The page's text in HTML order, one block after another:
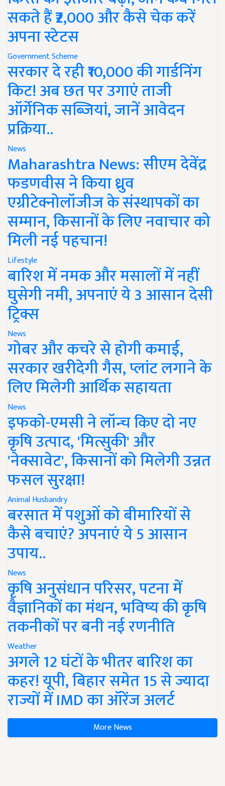
सकते हैं ₹2,000 और कैसे चेक करें
अपना स्टेटस
Government Scheme
सरकार दे रही ₹10,000 की गार्डनिंग
किट! अब छत पर उगाएं ताजी
ऑर्गेनिक सब्जियां, जानें आवेदन
प्रक्रिया..
News
Maharashtra News: सीएम देवेंद्र
फडणवीस ने किया ध्रुव
एग्रीटेक्नोलॉजीज के संस्थापकों का
सम्मान, किसानों के लिए नवाचार को
मिली नई पहचान!
Lifestyle
बारिश में नमक और मसालों में नहीं
घुसेगी नमी, अपनाएं ये 3 आसान देसी
ट्रिक्स
News
गोबर और कचरे से होगी कमाई,
सरकार खरीदेगी गैस, प्लांट लगाने के
लिए मिलेगी आर्थिक सहायता
News
इफको-एमसी ने लॉन्च किए दो नए
कृषि उत्पाद, 'मित्सुकी' और
'नेक्सावेट', किसानों को मिलेगी उन्नत
फसल सुरक्षा!
Animal Husbandry
बरसात में पशुओं को बीमारियों से
कैसे बचाएं? अपनाएं ये 5 आसान
उपाय..
News
कृषि अनुसंधान परिसर, पटना में
वैज्ञानिकों का मंथन, भविष्य की कृषि
तकनीकों पर बनी नई रणनीति
Weather
अगले 12 घंटों के भीतर बारिश का
कहर! यूपी, बिहार समेत 15 से ज्यादा
राज्यों में IMD का ऑरेंज अलर्ट
More News